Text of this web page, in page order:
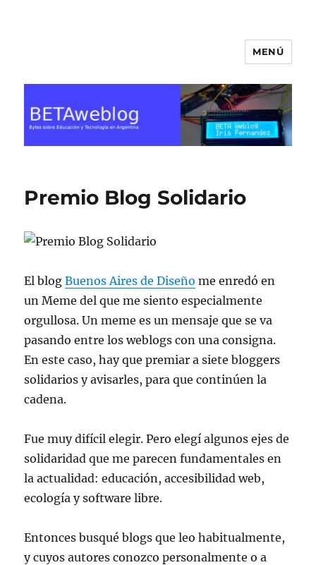
MENÚ
Premio Blog Solidario
El blogBuenos Aires de Diseño me enredó en
un Meme del que me siento especialmente
orgullosa. Un meme es un mensaje que se va
pasando entre los weblogs con una consigna.
En este caso, hay que premiar a siete bloggers
solidarios y avisarles, para que continúen la
cadena.
Fue muy difícil elegir. Pero elegí algunos ejes de
solidaridad que me parecen fundamentales en
la actualidad: educación, accesibilidad web,
ecología y software libre.
Entonces busqué blogs que leo habitualmente,
y cuyos autores conozco personalmente o a